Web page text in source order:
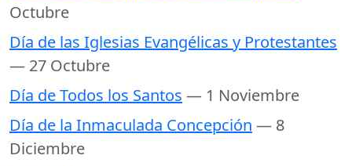
Octubre
Día de las Iglesias Evangélicas y Protestantes
— 27 Octubre
Día de Todos los Santos — 1 Noviembre
Día de la Inmaculada Concepción — 8
Diciembre